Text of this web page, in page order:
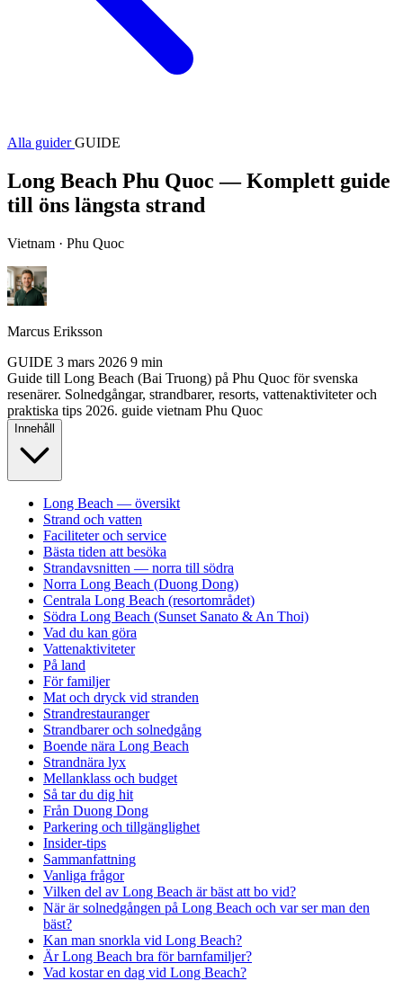
Alla guiderGUIDE
Long Beach Phu Quoc — Komplett guide
till öns längsta strand
Vietnam · Phu Quoc
Marcus Eriksson
GUIDE 3 mars 2026 9 min
Guide till Long Beach (Bai Truong) på Phu Quoc för svenska
resenärer. Solnedgångar, strandbarer, resorts, vattenaktiviteter och
praktiska tips 2026. guide vietnam Phu Quoc
Innehåll
Long Beach — översikt
Strand och vatten
Faciliteter och service
Bästa tiden att besöka
Strandavsnitten — norra till södra
Norra Long Beach (Duong Dong)
Centrala Long Beach (resortområdet)
Södra Long Beach (Sunset Sanato & An Thoi)
Vad du kan göra
Vattenaktiviteter
På land
För familjer
Mat och dryck vid stranden
Strandrestauranger
Strandbarer och solnedgång
Boende nära Long Beach
Strandnära lyx
Mellanklass och budget
Så tar du dig hit
Från Duong Dong
Parkering och tillgänglighet
Insider-tips
Sammanfattning
Vanliga frågor
Vilken del av Long Beach är bäst att bo vid?
När är solnedgången på Long Beach och var ser man den
bäst?
Kan man snorkla vid Long Beach?
Är Long Beach bra för barnfamiljer?
Vad kostar en dag vid Long Beach?